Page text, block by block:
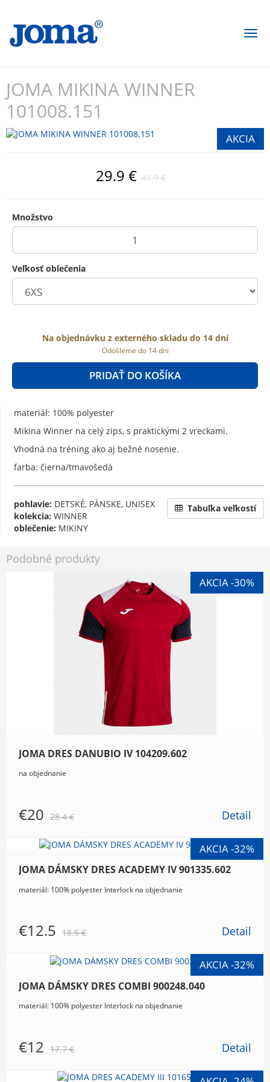
JOMA MIKINA WINNER
101008.151
29.9 € 41.9 €
Množstvo
Veľkosť oblečenia
Na objednávku z externého skladu do 14 dní
Odošleme do 14 dní
PRIDAŤ DO KOŠÍKA
materiál: 100% polyester
Mikina Winner na celý zips, s praktickými 2 vreckami.
Vhodná na tréning ako aj bežné nosenie.
farba: čierna/tmavošedá
Tabuľka veľkostí
pohlavie: DETSKÉ, PÁNSKE, UNISEX
kolekcia: WINNER
oblečenie: MIKINY
Podobné produkty
JOMA DRES DANUBIO IV 104209.602
na objednanie
€20 28.4 € Detail
JOMA DÁMSKY DRES ACADEMY IV 901335.602
materiál: 100% polyester Interlock na objednanie
€12.5 18.5 € Detail
JOMA DÁMSKY DRES COMBI 900248.040
materiál: 100% polyester Interlock na objednanie
€12 17.7 € Detail